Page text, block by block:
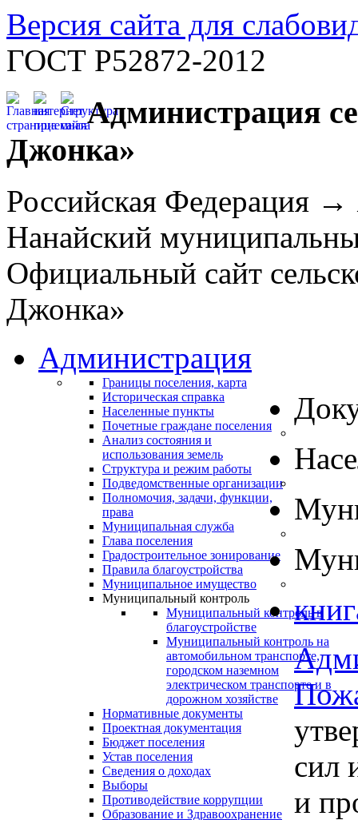
Версия сайта для
ГОСТ Р52872-2012
Администрация
Джонка»
Российская Федерация
Нанайский
Официальный сайт
Джонка»
Администрация
Границы поселения, карта
Историческая справка
Населенные пункты
Почетные граждане поселения
Анализ состояния и
использования земель
Структура и режим работы
Подведомственные организации
Полномочия, задачи, функции,
права
Муниципальная служба
Глава поселения
Градостроительное зонирование
Правила благоустройства
Муниципальное имущество
Муниципальный контроль
Муниципальный контроль в
благоустройстве
Муниципальный контроль на
автомобильном транспорте,
городском наземном
электрическом транспорте и в
дорожном хозяйстве
Нормативные документы
Проектная документация
Бюджет поселения
Устав поселения
Сведения о доходах
Выборы
Противодействие коррупции
Образование и Здравоохранение
сил
и